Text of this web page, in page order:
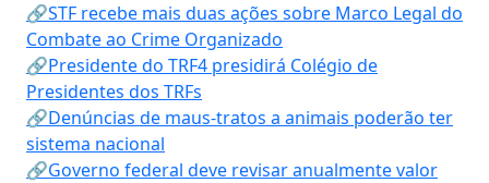
🔗STF recebe mais duas ações sobre Marco Legal do
Combate ao Crime Organizado
🔗Presidente do TRF4 presidirá Colégio de
Presidentes dos TRFs
🔗Denúncias de maus-tratos a animais poderão ter
sistema nacional
🔗Governo federal deve revisar anualmente valor